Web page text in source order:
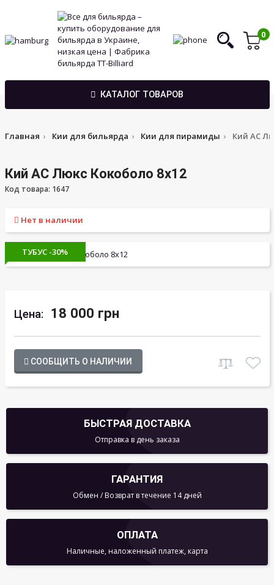
0
КАТАЛОГ ТОВАРОВ
Главная Кии для бильярда Кии для пирамиды Кий АС
Кий АС Люкс Кокоболо 8х12
Код товара: 1647
Нет в наличии
ТУБУС -30%
Цена: 18 000 грн
СООБЩИТЬ О НАЛИЧИИ
БЫСТРАЯ ДОСТАВКА
Отправка в день заказа
ГАРАНТИЯ
Обмен / Возврат в течение 14 дней
ОПЛАТА
Наличные, наложенный платеж, карта